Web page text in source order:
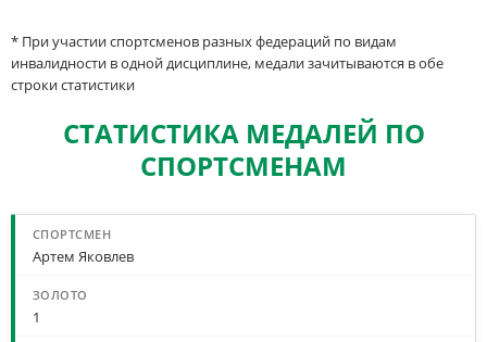
* При участии спортсменов разных федераций по видам
инвалидности в одной дисциплине, медали зачитываются в обе
строки статистики
СТАТИСТИКА МЕДАЛЕЙ ПО
СПОРТСМЕНАМ
Артем Яковлев
1